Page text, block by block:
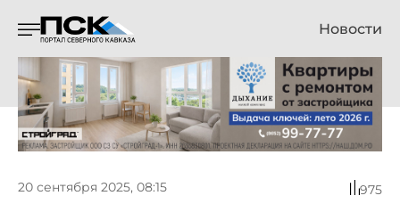
Новости
20 сентября 2025, 08:15 975